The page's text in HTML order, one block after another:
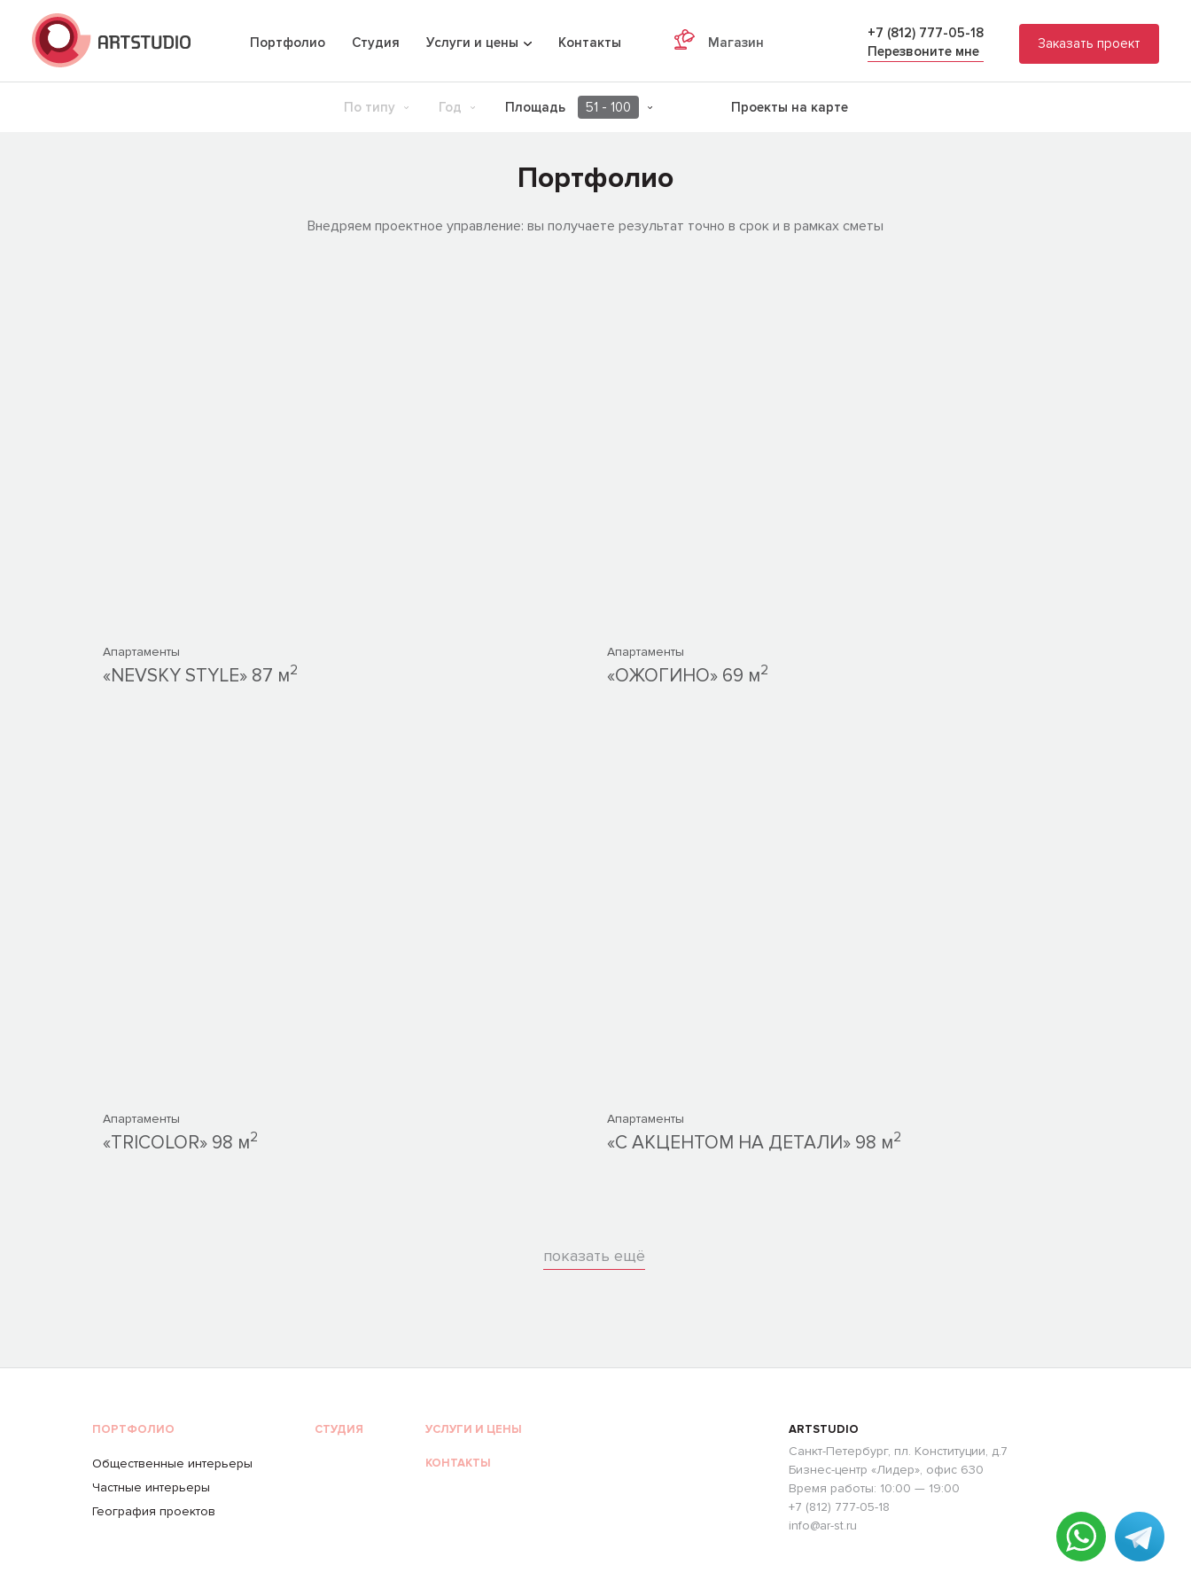
Портфолио Студия Услуги и цены Контакты Магазин
+7 (812) 777-05-18
Перезвоните мне
Заказать проект
По типу Год Площадь 51 - 100 Проекты на карте
Портфолио
Внедряем проектное управление: вы получаете результат точно в срок и в рамках сметы
Апартаменты
«NEVSKY STYLE» 87 м2
Апартаменты
«ОЖОГИНО» 69 м2
Апартаменты
«TRICOLOR» 98 м2
Апартаменты
«С АКЦЕНТОМ НА ДЕТАЛИ» 98 м2
показать ещё
ПОРТФОЛИО
Общественные интерьеры
Частные интерьеры
География проектов
СТУДИЯ УСЛУГИ И ЦЕНЫ
КОНТАКТЫ
ARTSTUDIO
Санкт-Петербург, пл. Конституции, д.7
Бизнес-центр «Лидер», офис 630
Время работы: 10:00 — 19:00
+7 (812) 777-05-18
info@ar-st.ru